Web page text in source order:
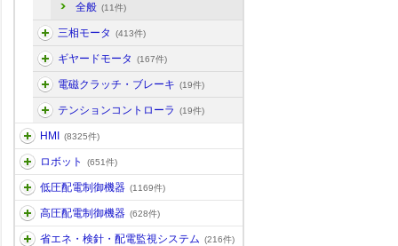
全般 (11件)
三相モータ (413件)
ギヤードモータ (167件)
電磁クラッチ・ブレーキ (19件)
テンションコントローラ (19件)
HMI (8325件)
ロボット (651件)
低圧配電制御機器 (1169件)
高圧配電制御機器 (628件)
省エネ・検針・配電監視システム (216件)